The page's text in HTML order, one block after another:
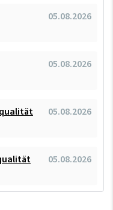
05.08.2026
05.08.2026
05.08.2026
05.08.2026